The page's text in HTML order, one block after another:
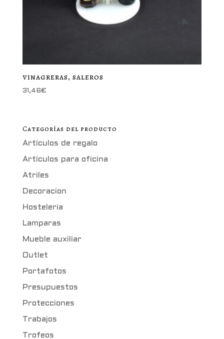
vinagreras, saleros
31,46€
Categorías del producto
Artículos de regalo
Artículos para oficina
Atriles
Decoracion
Hosteleria
Lamparas
Mueble auxiliar
Outlet
Portafotos
Presupuestos
Protecciones
Trabajos
Trofeos